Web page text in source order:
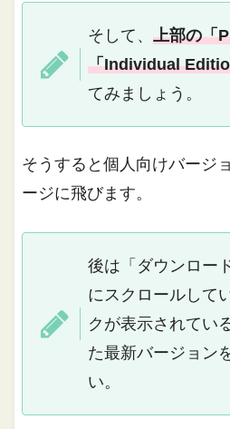
そして、上部の「
「Individual
てみましょう。
そうすると個人向けバージ
ージに飛びます。
後は「ダウンロー
にスクロールして
クが表示されてい
た最新バージョン
い。